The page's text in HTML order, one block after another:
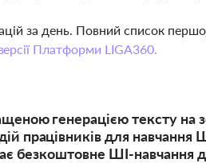
за день. Повний список
Платформи LIGA360.
генерацією тексту на
працівників для навчання
безкоштовне ШІ-навчання